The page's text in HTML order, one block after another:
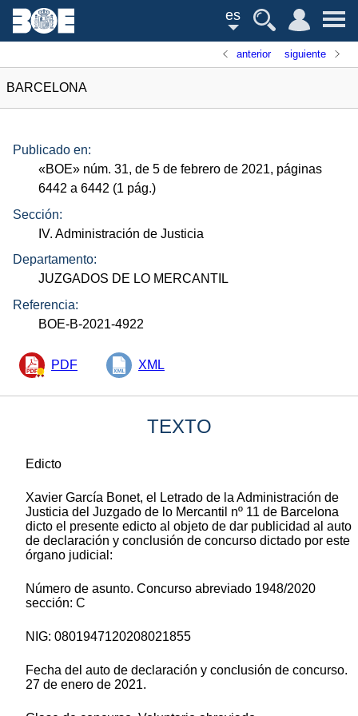
es
anterior siguiente
BARCELONA
Publicado en:
«BOE» núm. 31, de 5 de febrero de 2021, páginas
6442 a 6442 (1 pág.)
Sección:
IV. Administración de Justicia
Departamento:
JUZGADOS DE LO MERCANTIL
Referencia:
BOE-B-2021-4922
PDF XML
TEXTO
Edicto
Xavier García Bonet, el Letrado de la Administración de
Justicia del Juzgado de lo Mercantil nº 11 de Barcelona
dicto el presente edicto al objeto de dar publicidad al auto
de declaración y conclusión de concurso dictado por este
órgano judicial:
Número de asunto. Concurso abreviado 1948/2020
sección: C
NIG: 0801947120208021855
Fecha del auto de declaración y conclusión de concurso.
27 de enero de 2021.